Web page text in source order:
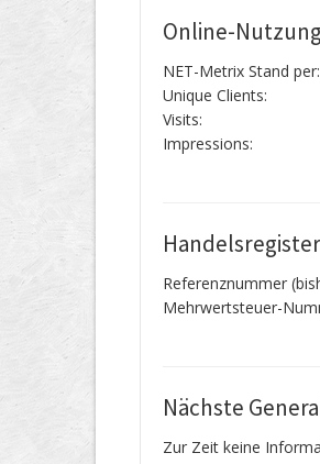
Online-
NET-Metrix Stand
Unique Clients:
Visits:
Impressions:
Referenznummer
Mehrwertsteuer-
Nächste
Zur Zeit keine